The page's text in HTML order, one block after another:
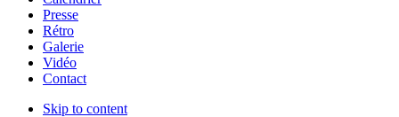
Presse
Rétro
Galerie
Vidéo
Contact
Skip to content